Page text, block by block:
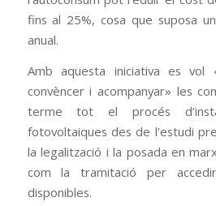
fins al 25%, cosa que suposa
anual.
Amb aquesta iniciativa es vol
convèncer i acompanyar» les
terme tot el procés
fotovoltaiques des de l’estudi
la legalització i la posada en
com la tramitació per
disponibles.